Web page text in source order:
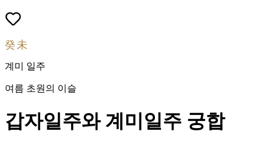
癸未
계미 일주
여름 초원의 이슬
갑자일주와 계미일주 궁합